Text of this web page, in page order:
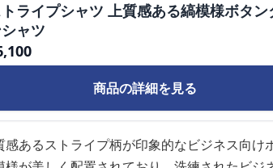
ライプシャツ 上質感ある縞模様ボタン
ャツ
商品の詳細を見る
感あるストライプ柄が印象的なビジネス向け